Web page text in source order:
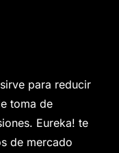
para reducir
toma de
Eureka! te
de mercado